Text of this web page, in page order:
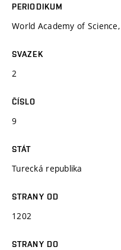
PERIODIKUM
World Academy of
SVAZEK
2
ČÍSLO
9
STÁT
Turecká republika
STRANY OD
1202
STRANY DO